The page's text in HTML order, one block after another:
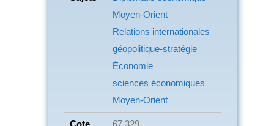
Moyen-Orient
Relations internationales
géopolitique-stratégie
Économie
sciences économiques
Moyen-Orient
Cote 67.329